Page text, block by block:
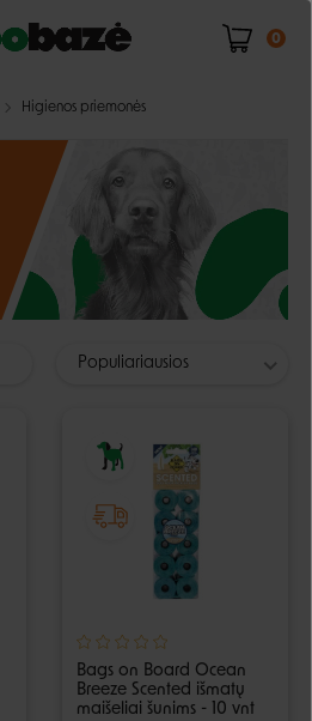
0
Higienos priemonės
Populiariausios
Bags on Board Ocean
Breeze Scented išmatų
maišeliai šunims - 10 vnt